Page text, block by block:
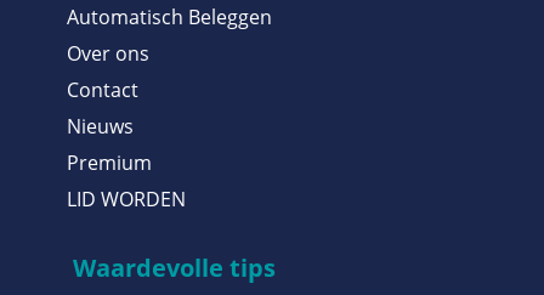
Automatisch Beleggen
Over ons
Contact
Nieuws
Premium
LID WORDEN
Waardevolle tips